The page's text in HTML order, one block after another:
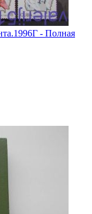
- Полная